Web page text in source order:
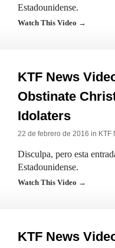
Estadounidense.
Watch This Video →
KTF News
Obstinate
Idolaters
22 de febrero de 2016 in KTF
Disculpa, pero esta
Estadounidense.
Watch This Video →
KTF News